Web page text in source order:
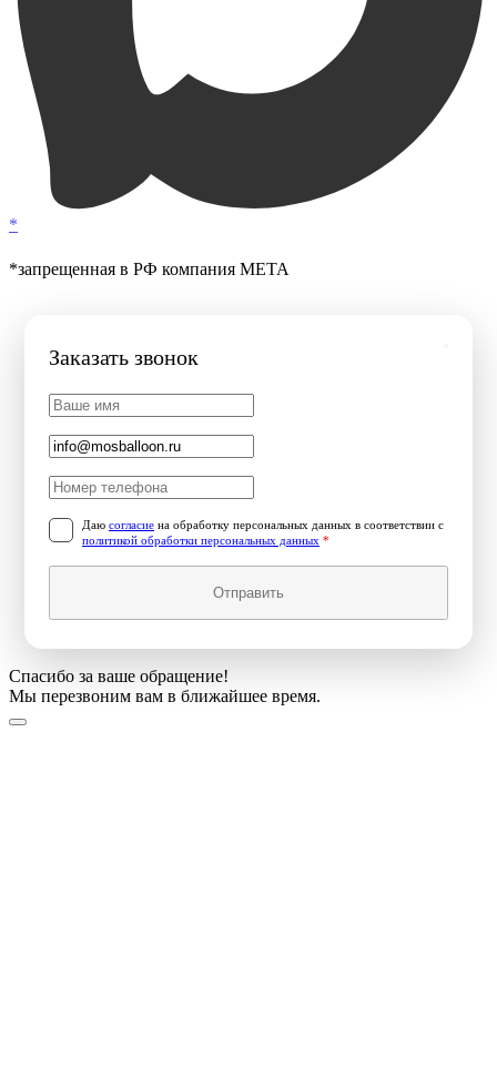
*
*запрещенная в РФ компания МЕТА
Заказать звонок
Даю согласие на обработку персональных данных в соответствии с
политикой обработки персональных данных *
Отправить
Спасибо за ваше обращение!
Мы перезвоним вам в ближайшее время.